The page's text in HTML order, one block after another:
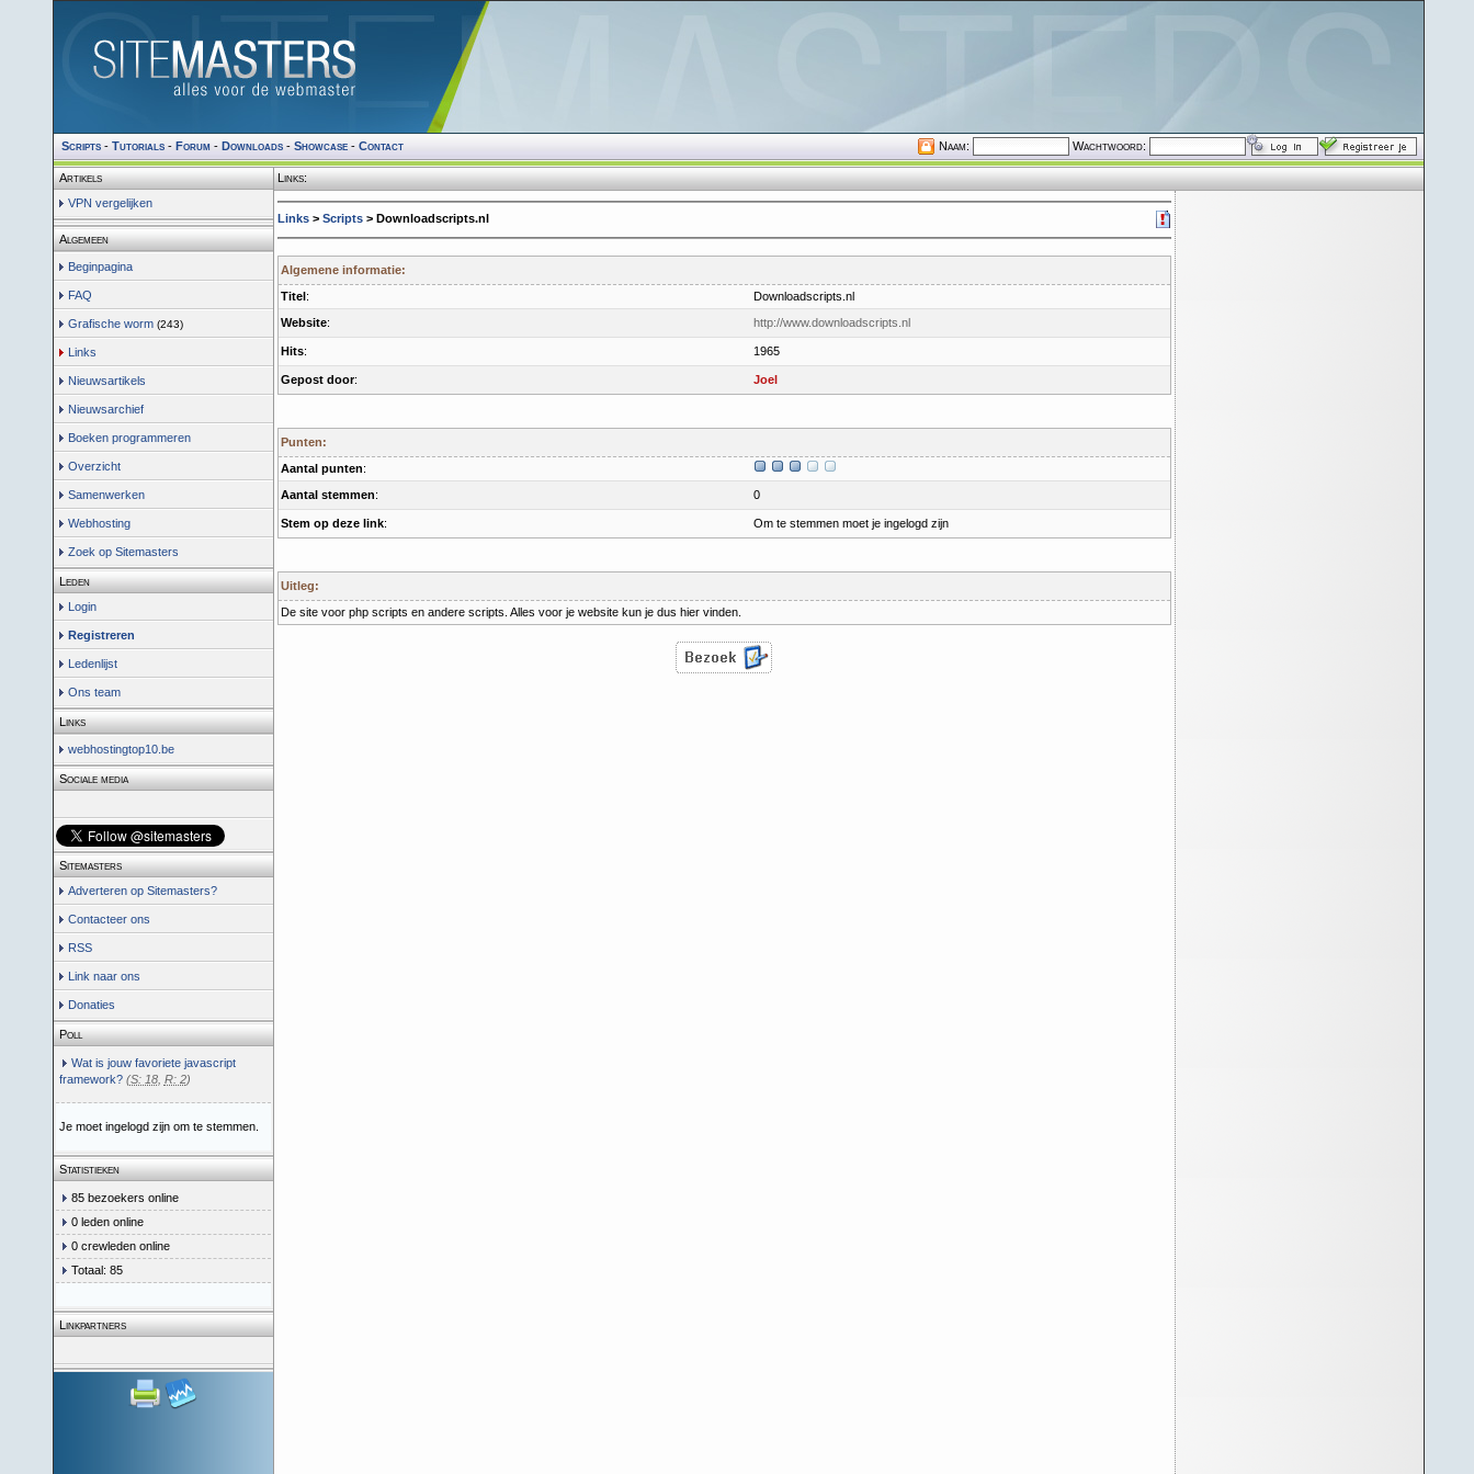
Scripts- Tutorials- Forum- Downloads- Showcase- Contact Naam: Wachtwoord:
Artikels
VPN vergelijken
Algemeen
Beginpagina
FAQ
Grafische worm (243)
Links
Nieuwsartikels
Nieuwsarchief
Boeken programmeren
Overzicht
Samenwerken
Webhosting
Zoek op Sitemasters
Leden
Login
Registreren
Ledenlijst
Ons team
Links
webhostingtop10.be
Sociale media
Sitemasters
Adverteren op Sitemasters?
Contacteer ons
RSS
Link naar ons
Donaties
Poll
Wat is jouw favoriete javascript
framework? (S: 18, R: 2)
Je moet ingelogd zijn om te stemmen.
Statistieken
85 bezoekers online
0 leden online
0 crewleden online
Totaal: 85
Linkpartners
Links:
Links> Scripts> Downloadscripts.nl
Algemene informatie:
Titel:
Downloadscripts.nl
Website: http://www.downloadscripts.nl
Hits: 1965
Gepost door: Joel
Punten:
Aantal punten:
Aantal stemmen: 0
Stem op deze link: Om te stemmen moet je ingelogd zijn
Uitleg:
De site voor php scripts en andere scripts. Alles voor je website kun je dus hier vinden.